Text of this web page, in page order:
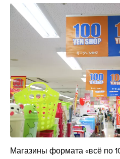
Магазины формата «всё по